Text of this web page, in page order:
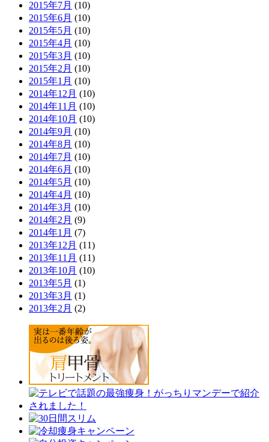
2015年7月 (10)
2015年6月 (10)
2015年5月 (10)
2015年4月 (10)
2015年3月 (10)
2015年2月 (10)
2015年1月 (10)
2014年12月 (10)
2014年11月 (10)
2014年10月 (10)
2014年9月 (10)
2014年8月 (10)
2014年7月 (10)
2014年6月 (10)
2014年5月 (10)
2014年4月 (10)
2014年3月 (10)
2014年2月 (9)
2014年1月 (7)
2013年12月 (11)
2013年11月 (11)
2013年10月 (10)
2013年5月 (1)
2013年3月 (1)
2013年2月 (2)